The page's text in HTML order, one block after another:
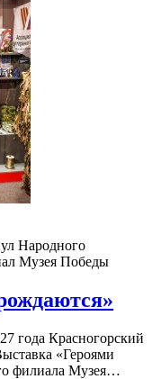
Народного
Музея Победы
года Красногорский
«Героями
филиала Музея…